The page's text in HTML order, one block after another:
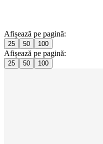
Afișează pe pagină:
25 50 100
Afișează pe pagină:
25 50 100